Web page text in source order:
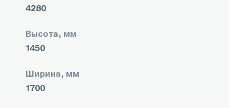
4280
Высота, мм
1450
Ширина, мм
1700